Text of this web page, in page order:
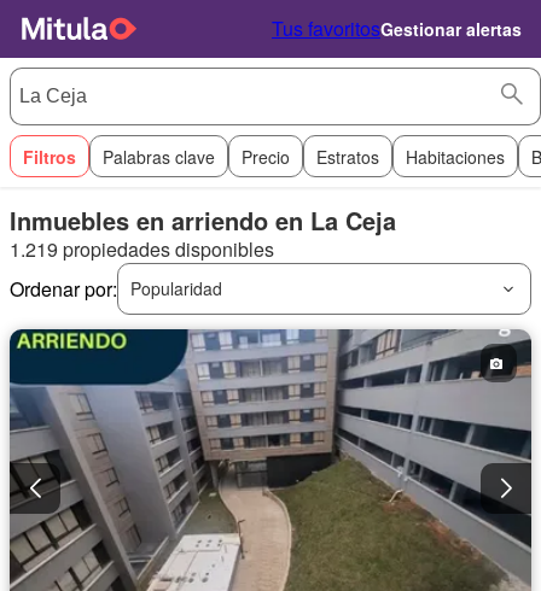
Tus favoritosGestionar alertas
Filtros Palabras clave Precio Estratos Habitaciones
Inmuebles en arriendo en La Ceja
1.219 propiedades disponibles
Ordenar por:
Popularidad